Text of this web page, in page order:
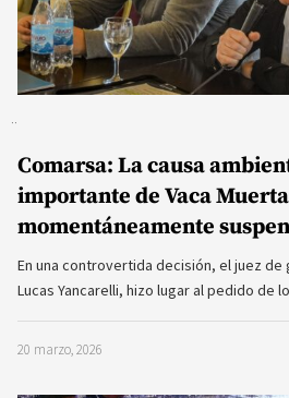
Comarsa: La causa
importante de Vaca
momentáneamente
En una controvertida decisión, el juez de
Lucas Yancarelli, hizo lugar al pedido de
20 marzo, 2026